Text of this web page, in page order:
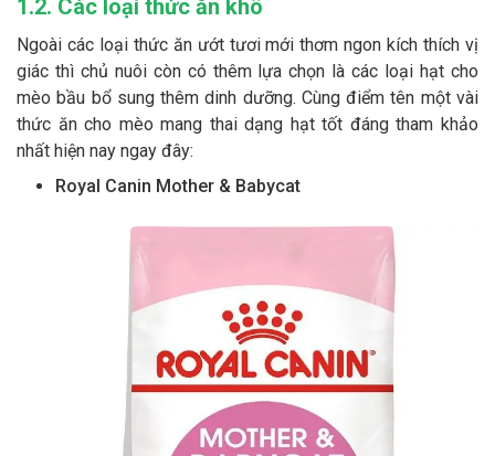
1.2. Các loại thức ăn khô
Ngoài các loại thức ăn ướt tươi mới thơm ngon kích thích vị
giác thì chủ nuôi còn có thêm lựa chọn là các loại hạt cho
mèo bầu bổ sung thêm dinh dưỡng. Cùng điểm tên một vài
thức ăn cho mèo mang thai dạng hạt tốt đáng tham khảo
nhất hiện nay ngay đây:
Royal Canin Mother & Babycat